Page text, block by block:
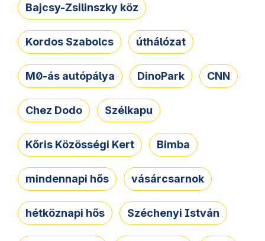
Bajcsy-Zsilinszky köz
Kordos Szabolcs úthálózat
M0-ás autópálya DinoPark CNN
Chez Dodo Szélkapu
Kőris Közösségi Kert Bimba
mindennapi hős vásárcsarnok
hétköznapi hős Széchenyi István